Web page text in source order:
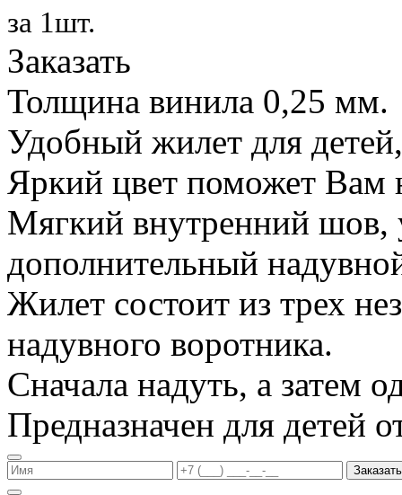
за 1шт.
Заказать
Толщина винила 0,25 мм.
Удобный жилет для
Яркий цвет поможет Вам
Мягкий внутренний шов,
дополнительный
Жилет состоит из трех
надувного воротника.
Сначала надуть, а затем
Предназначен для детей
Заказать